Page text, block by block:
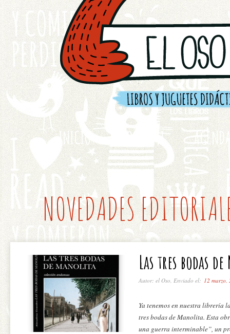
INICIO SOBRE MI
NOVEDADES
Las tres bodas
Autor: el Oso, Enviado el: 12 marzo,
Ya tenemos en nuestra librería
tres bodas de Manolita. Esta
una guerra interminable”, un